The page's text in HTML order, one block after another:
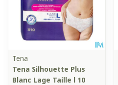
Tena
Tena Silhouette Plus
Blanc Lage Taille l 10